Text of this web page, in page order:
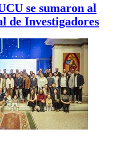
se sumaron al
de Investigadores